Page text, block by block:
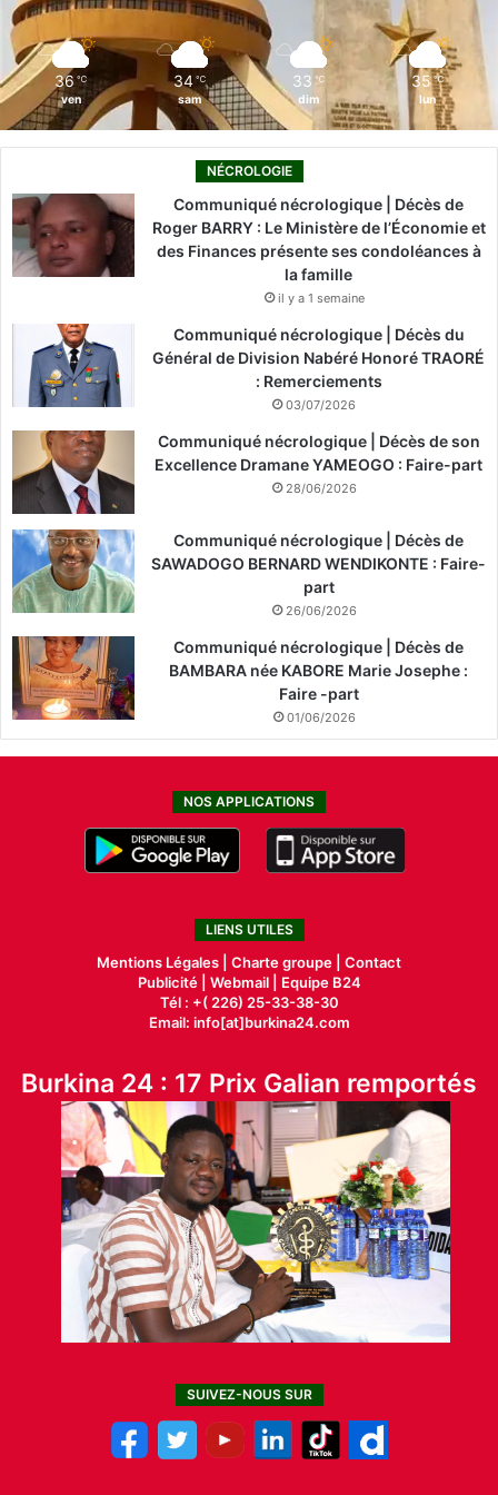
k
n
36 ℃
ven
34 ℃
sam
33 ℃
dim
35 ℃
lun
NÉCROLOGIE
Communiqué nécrologique | Décès de
Roger BARRY : Le Ministère de l’Économie et
des Finances présente ses condoléances à
la famille
il y a 1 semaine
Communiqué nécrologique | Décès du
Général de Division Nabéré Honoré TRAORÉ
: Remerciements
03/07/2026
Communiqué nécrologique | Décès de son
Excellence Dramane YAMEOGO : Faire-part
28/06/2026
Communiqué nécrologique | Décès de
SAWADOGO BERNARD WENDIKONTE : Faire-
part
26/06/2026
Communiqué nécrologique | Décès de
BAMBARA née KABORE Marie Josephe :
Faire -part
01/06/2026
NOS APPLICATIONS
LIENS UTILES
Mentions Légales | Charte groupe | Contact
Publicité| Webmail |
Equipe B24
Tél : +( 226) 25-33-38-30
Email: info[at]burkina24.com
Burkina 24 : 17 Prix Galian remportés
SUIVEZ-NOUS SUR